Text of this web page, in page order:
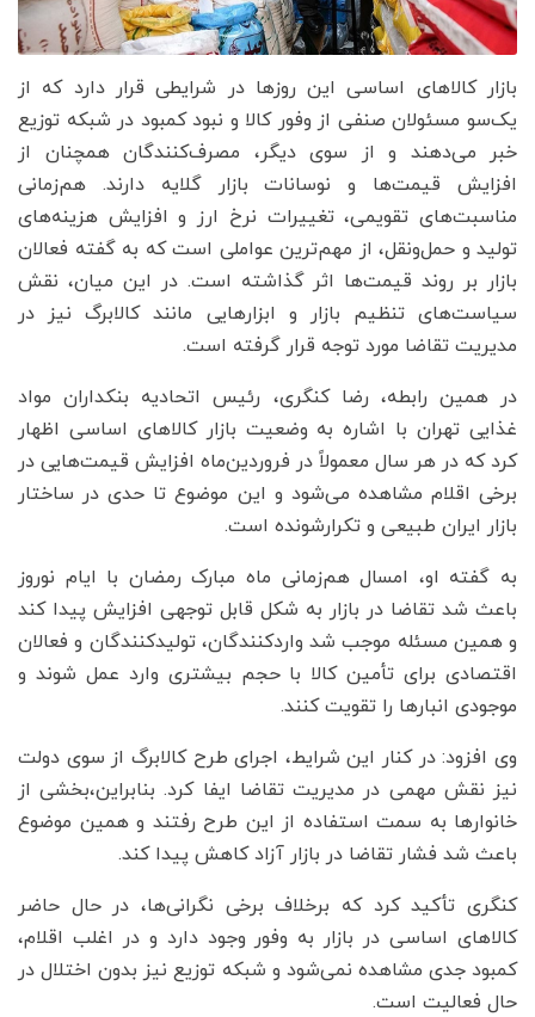
بازار کالاهای اساسی این روزها در شرایطی قرار دارد که از
یک‌سو مسئولان صنفی از وفور کالا و نبود کمبود در شبکه توزیع
خبر می‌دهند و از سوی دیگر، مصرف‌کنندگان همچنان از
افزایش قیمت‌ها و نوسانات بازار گلایه دارند. هم‌زمانی
مناسبت‌های تقویمی، تغییرات نرخ ارز و افزایش هزینه‌های
تولید و حمل‌ونقل، از مهم‌ترین عواملی است که به گفته فعالان
بازار بر روند قیمت‌ها اثر گذاشته است. در این میان، نقش
سیاست‌های تنظیم بازار و ابزارهایی مانند کالابرگ نیز در
مدیریت تقاضا مورد توجه قرار گرفته است.
در همین رابطه، رضا کنگری، رئیس اتحادیه بنکداران مواد
غذایی تهران با اشاره به وضعیت بازار کالاهای اساسی اظهار
کرد که در هر سال معمولاً در فروردین‌ماه افزایش قیمت‌هایی در
برخی اقلام مشاهده می‌شود و این موضوع تا حدی در ساختار
بازار ایران طبیعی و تکرارشونده است.
به گفته او، امسال هم‌زمانی ماه مبارک رمضان با ایام نوروز
باعث شد تقاضا در بازار به شکل قابل توجهی افزایش پیدا کند
و همین مسئله موجب شد واردکنندگان، تولیدکنندگان و فعالان
اقتصادی برای تأمین کالا با حجم بیشتری وارد عمل شوند و
موجودی انبارها را تقویت کنند.
وی افزود: در کنار این شرایط، اجرای طرح کالابرگ از سوی دولت
نیز نقش مهمی در مدیریت تقاضا ایفا کرد. بنابراین،بخشی از
خانوارها به سمت استفاده از این طرح رفتند و همین موضوع
باعث شد فشار تقاضا در بازار آزاد کاهش پیدا کند.
کنگری تأکید کرد که برخلاف برخی نگرانی‌ها، در حال حاضر
کالاهای اساسی در بازار به وفور وجود دارد و در اغلب اقلام،
کمبود جدی مشاهده نمی‌شود و شبکه توزیع نیز بدون اختلال در
حال فعالیت است.